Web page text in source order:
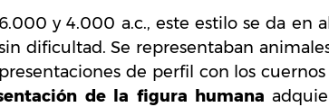
y 4.000 a.c., este estilo se da en
dificultad. Se representaban
de perfil con los
de la figura humana